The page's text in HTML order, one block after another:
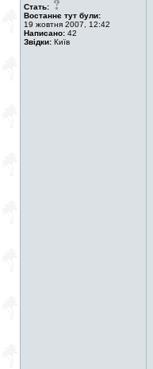
Стать:
Востаннє тут були:
19 жовтня 2007, 12:42
Написано: 42
Звідки: Київ